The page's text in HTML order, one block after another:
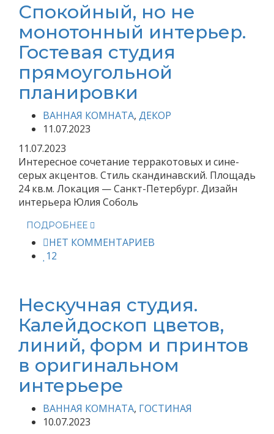
Спокойный, но не
монотонный интерьер.
Гостевая студия
прямоугольной
планировки
ВАННАЯ КОМНАТА, ДЕКОР
11.07.2023
11.07.2023
Интересное сочетание терракотовых и сине-
серых акцентов. Стиль скандинавский. Площадь
24 кв.м. Локация — Санкт-Петербург. Дизайн
интерьера Юлия Соболь
ПОДРОБНЕЕ
НЕТ КОММЕНТАРИЕВ
12
Нескучная студия.
Калейдоскоп цветов,
линий, форм и принтов
в оригинальном
интерьере
ВАННАЯ КОМНАТА, ГОСТИНАЯ
10.07.2023